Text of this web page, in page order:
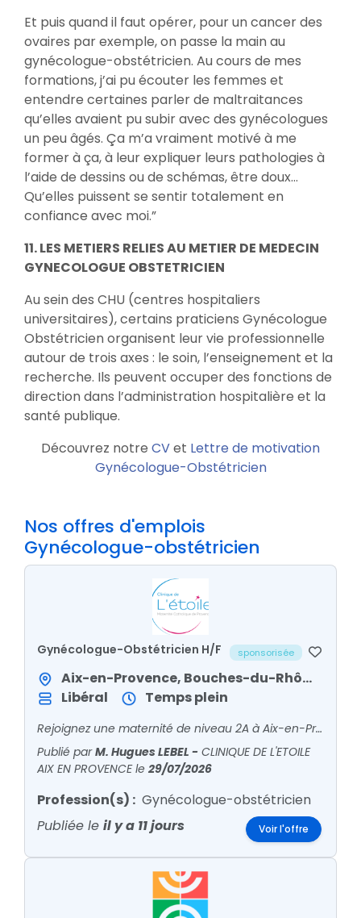
Et puis quand il faut opérer, pour un cancer des
ovaires par exemple, on passe la main au
gynécologue-obstétricien. Au cours de mes
formations, j’ai pu écouter les femmes et
entendre certaines parler de maltraitances
qu’elles avaient pu subir avec des gynécologues
un peu âgés. Ça m’a vraiment motivé à me
former à ça, à leur expliquer leurs pathologies à
l’aide de dessins ou de schémas, être doux…
Qu’elles puissent se sentir totalement en
confiance avec moi.”
11. LES METIERS RELIES AU METIER DE MEDECIN
GYNECOLOGUE OBSTETRICIEN
Au sein des CHU (centres hospitaliers
universitaires), certains praticiens Gynécologue
Obstétricien organisent leur vie professionnelle
autour de trois axes : le soin, l’enseignement et la
recherche. Ils peuvent occuper des fonctions de
direction dans l’administration hospitalière et la
santé publique.
Découvrez notre CVet Lettre de motivation
Gynécologue-Obstétricien
Nos offres d'emplois
Gynécologue-obstétricien
Gynécologue-Obstétricien H/F sponsorisée
Aix-en-Provence, Bouches-du-Rhône / Provence-Alpes-Côte d'Azur
Libéral
Temps plein
Rejoignez une maternité de niveau 2A à Aix-en-Provence : exercice libéral, équipe de 8 praticiens, 2 400 naissances/an, plateau technique complet et cadre de vie privilégié.
Publié parM. Hugues LEBEL - CLINIQUE DE L'ETOILE
AIX EN PROVENCEle 29/07/2026
Profession(s) : Gynécologue-obstétricien
Publiée le il y a 11 jours Voir l'offre